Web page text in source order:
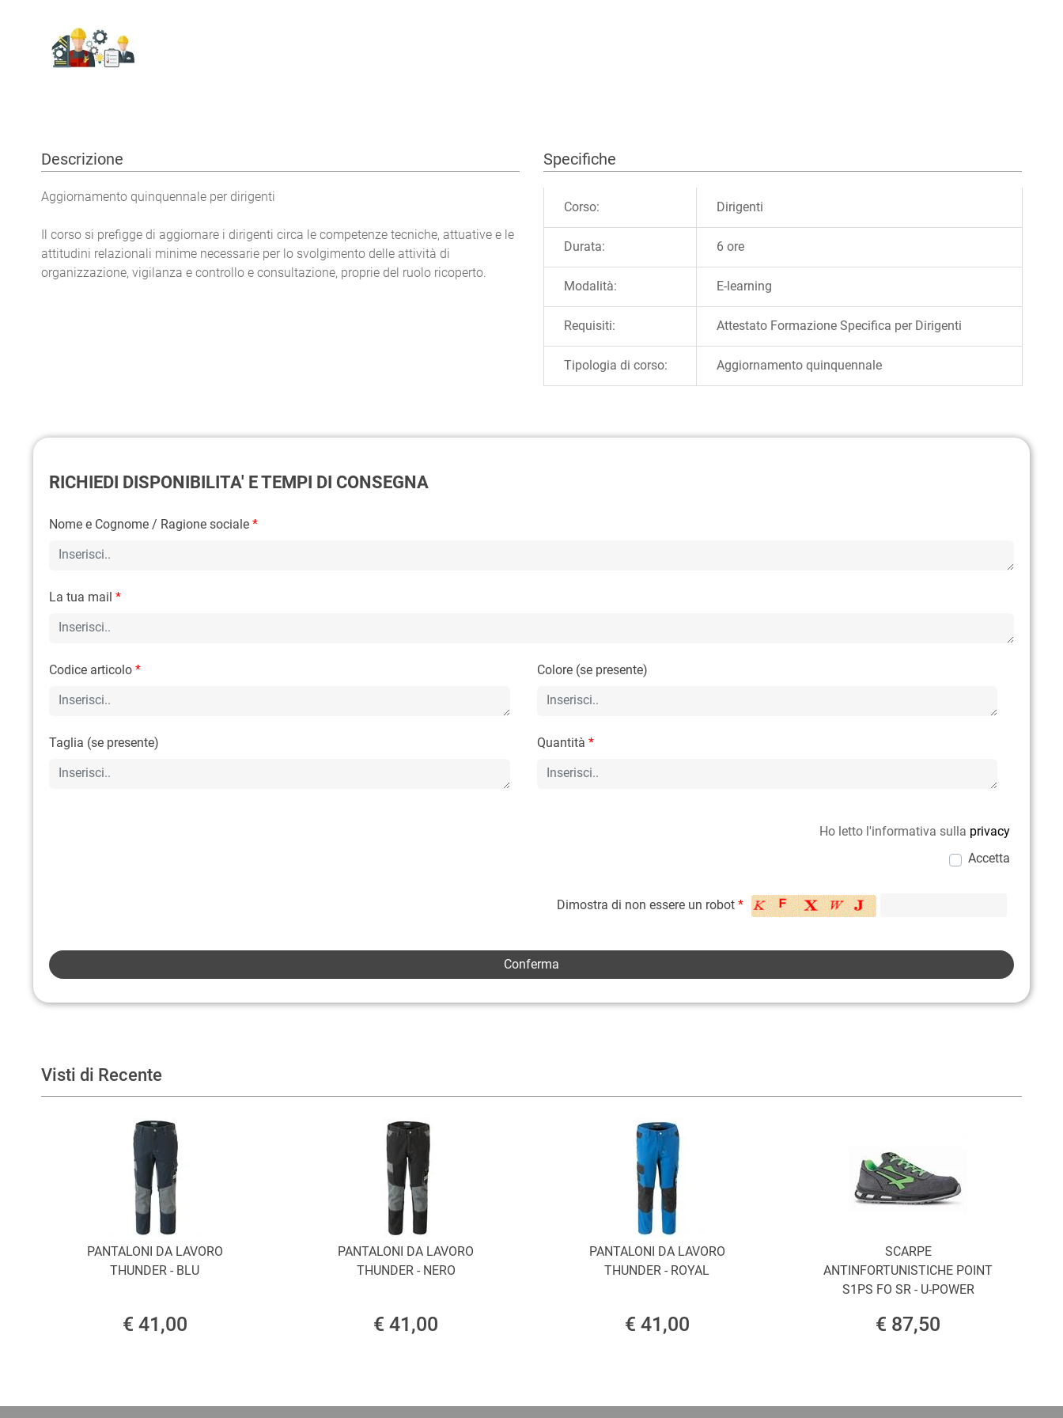
Descrizione
Aggiornamento quinquennale per dirigenti
Il corso si prefigge di aggiornare i dirigenti circa le competenze tecniche, attuative e le
attitudini relazionali minime necessarie per lo svolgimento delle attività di
organizzazione, vigilanza e controllo e consultazione, proprie del ruolo ricoperto.
Specifiche
Corso: Dirigenti
Durata: 6 ore
Modalità: E-learning
Requisiti: Attestato Formazione Specifica per Dirigenti
Tipologia di corso: Aggiornamento quinquennale
RICHIEDI DISPONIBILITA' E TEMPI DI CONSEGNA
Nome e Cognome / Ragione sociale *
La tua mail *
Codice articolo * Colore (se presente)
Taglia (se presente) Quantità *
Ho letto l'informativa sulla privacy
Accetta
Dimostra di non essere un robot *
Visti di Recente
PANTALONI DA LAVORO
THUNDER - BLU
€ 41,00
PANTALONI DA LAVORO
THUNDER - NERO
€ 41,00
PANTALONI DA LAVORO
THUNDER - ROYAL
€ 41,00
SCARPE
ANTINFORTUNISTICHE POINT
S1PS FO SR - U-POWER
€ 87,50